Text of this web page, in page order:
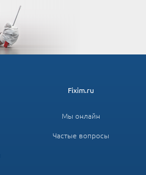
Fixim.ru
Мы онлайн
Частые вопросы